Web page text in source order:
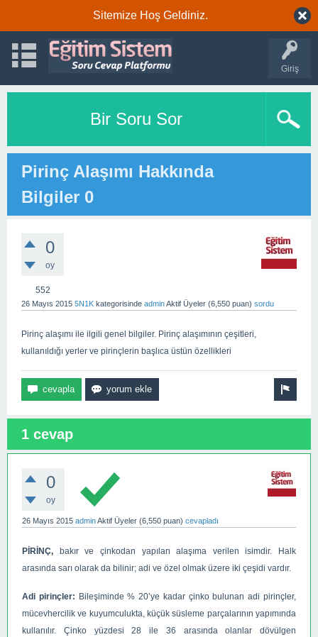
Sitemize Hoş Geldiniz.
Giriş
Bir Soru Sor
Pirinç Alaşımı Hakkında
Bilgiler 0
0
oy
552
26 Mayıs 2015 5N1K kategorisinde adminAktif Üyeler (6,550 puan) sordu
Pirinç alaşımı ile ilgili genel bilgiler. Pirinç alaşımının çeşitleri,
kullanıldığı yerler ve pirinçlerin başlıca üstün özellikleri
1 cevap
0
oy
26 Mayıs 2015 adminAktif Üyeler (6,550 puan) cevapladı
PİRİNÇ, bakır ve çinkodan yapılan alaşıma verilen isimdir. Halk
arasında sarı olarak da bilinir; adi ve özel olmak üzere iki çeşidi vardır.
Adi pirinçler: Bileşiminde % 20’ye kadar çinko bulunan adi pirinçler,
mücevhercilik ve kuyumculukta, küçük süsleme parçalarının yapımında
kullanılır. Çinko yüzdesi 28 ile 36 arasında olanlar dövülgen